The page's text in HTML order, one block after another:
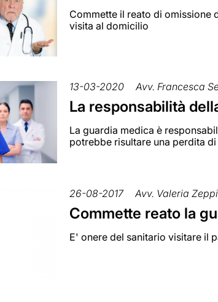
Commette il reato di omissione
visita al domicilio
13-03-2020 Avv. Francesca
La responsabilità
La guardia medica è
potrebbe risultare una perdita
26-08-2017 Avv. Valeria
Commette reato la
E' onere del sanitario visitare il